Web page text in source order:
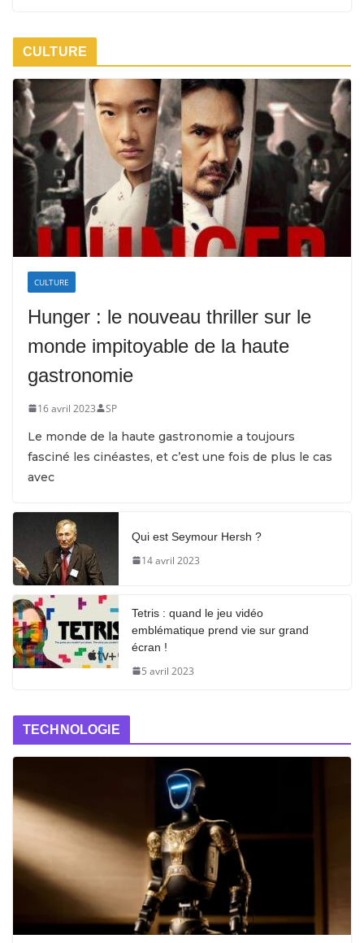
CULTURE
CULTURE
Hunger : le nouveau thriller sur le
monde impitoyable de la haute
gastronomie
16 avril 2023 SP
Le monde de la haute gastronomie a toujours
fasciné les cinéastes, et c’est une fois de plus le cas
avec
Qui est Seymour Hersh ?
14 avril 2023
Tetris : quand le jeu vidéo
emblématique prend vie sur grand
écran !
5 avril 2023
TECHNOLOGIE